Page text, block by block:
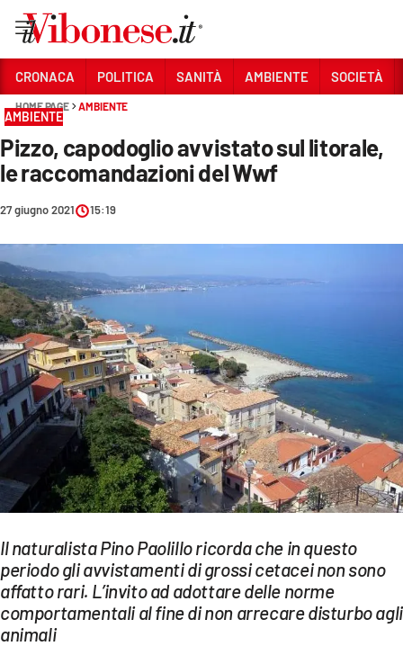
Sezioni
CRONACA
POLITICA
SANITÀ
SOCIETÀ
CULTURA
ECONOMIA E LAVORO
EVENTI
SPORT
Streaming
LAC NETWORK
LAC ONAIR
CRONACA POLITICA SANITÀ AMBIENTE SOCIETÀ
HOME PAGE AMBIENTE
AMBIENTE
Pizzo, capodoglio avvistato sul litorale,
le raccomandazioni del Wwf
27 giugno 2021 15:19
Il naturalista Pino Paolillo ricorda che in questo
periodo gli avvistamenti di grossi cetacei non sono
affatto rari. L’invito ad adottare delle norme
comportamentali al fine di non arrecare disturbo agli
animali